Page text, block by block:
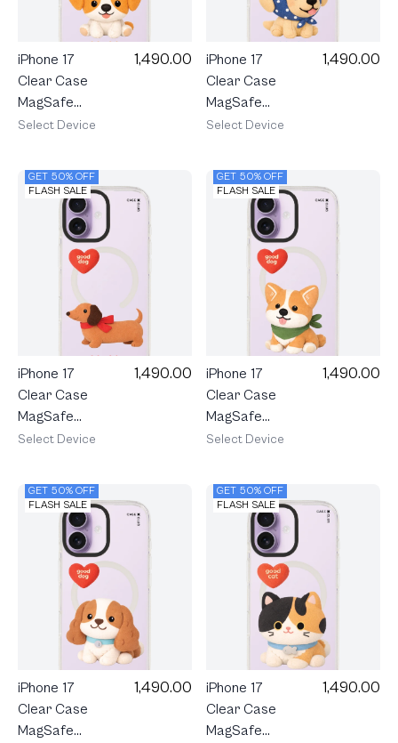
iPhone 17
Clear Case
MagSafe
Shield Join
Heartful
Jack Russell
1,490.00
Select Device
iPhone 17
Clear Case
MagSafe
Shield Join
Heartful
Golden
Labrador
Retriever
1,490.00
Select Device
GET 50% OFF
FLASH SALE
iPhone 17
Clear Case
MagSafe
Shield Join
Heartful
Dachshund
1,490.00
Select Device
GET 50% OFF
FLASH SALE
iPhone 17
Clear Case
MagSafe
Shield Join
Heartful
Corgi
1,490.00
Select Device
GET 50% OFF
FLASH SALE
iPhone 17
Clear Case
MagSafe
1,490.00
GET 50% OFF
FLASH SALE
iPhone 17
Clear Case
MagSafe
1,490.00